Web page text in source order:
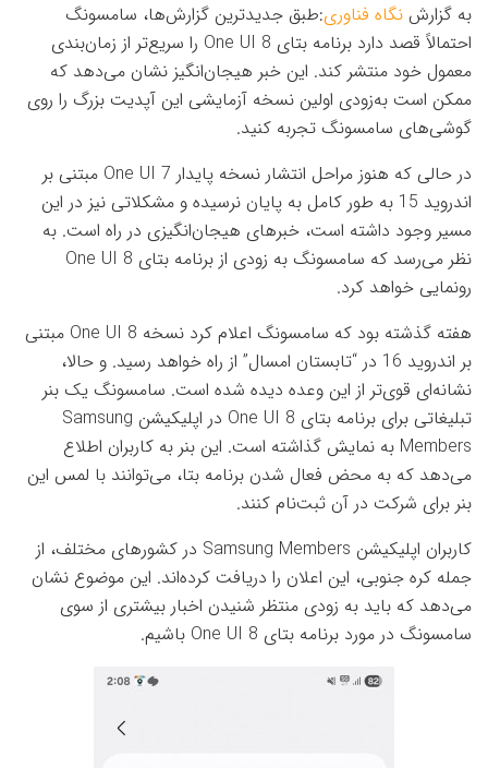
به گزارش نگاه فناوری:طبق جدیدترین گزارش‌ها، سامسونگ
احتمالاً قصد دارد برنامه بتای One UI 8 را سریع‌تر از زمان‌بندی
معمول خود منتشر کند. این خبر هیجان‌انگیز نشان می‌دهد که
ممکن است به‌زودی اولین نسخه آزمایشی این آپدیت بزرگ را روی
گوشی‌های سامسونگ تجربه کنید.
در حالی که هنوز مراحل انتشار نسخه پایدار One UI 7 مبتنی بر
اندروید 15 به طور کامل به پایان نرسیده و مشکلاتی نیز در این
مسیر وجود داشته است، خبرهای هیجان‌انگیزی در راه است. به
نظر می‌رسد که سامسونگ به زودی از برنامه بتای One UI 8
رونمایی خواهد کرد.
هفته گذشته بود که سامسونگ اعلام کرد نسخه One UI 8 مبتنی
بر اندروید 16 در “تابستان امسال” از راه خواهد رسید. و حالا،
نشانه‌ای قوی‌تر از این وعده دیده شده است. سامسونگ یک بنر
تبلیغاتی برای برنامه بتای One UI 8 در اپلیکیشن Samsung
Members به نمایش گذاشته است. این بنر به کاربران اطلاع
می‌دهد که به محض فعال شدن برنامه بتا، می‌توانند با لمس این
بنر برای شرکت در آن ثبت‌نام کنند.
کاربران اپلیکیشن Samsung Members در کشورهای مختلف، از
جمله کره جنوبی، این اعلان را دریافت کرده‌اند. این موضوع نشان
می‌دهد که باید به زودی منتظر شنیدن اخبار بیشتری از سوی
سامسونگ در مورد برنامه بتای One UI 8 باشیم.